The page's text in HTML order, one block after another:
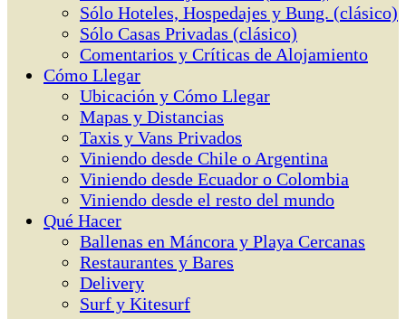
Sólo Hoteles, Hospedajes y Bung. (clásico)
Sólo Casas Privadas (clásico)
Comentarios y Críticas de Alojamiento
Cómo Llegar
Ubicación y Cómo Llegar
Mapas y Distancias
Taxis y Vans Privados
Viniendo desde Chile o Argentina
Viniendo desde Ecuador o Colombia
Viniendo desde el resto del mundo
Qué Hacer
Ballenas en Máncora y Playa Cercanas
Restaurantes y Bares
Delivery
Surf y Kitesurf